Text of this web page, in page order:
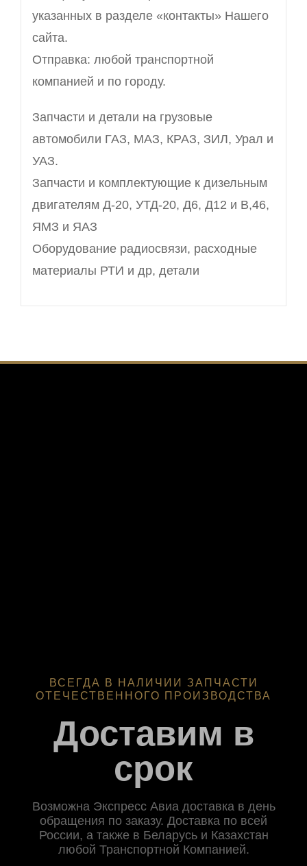
указанных в разделе «контакты» Нашего
сайта.
Отправка: любой транспортной
компанией и по городу.
Запчасти и детали на грузовые
автомобили ГАЗ, МАЗ, КРАЗ, ЗИЛ, Урал и
УАЗ.
Запчасти и комплектующие к дизельным
двигателям Д-20, УТД-20, Д6, Д12 и В,46,
ЯМЗ и ЯАЗ
Оборудование радиосвязи, расходные
материалы РТИ и др, детали
ВСЕГДА В НАЛИЧИИ ЗАПЧАСТИ
ОТЕЧЕСТВЕННОГО ПРОИЗВОДСТВА
Доставим в
срок
Возможна Экспресс Авиа доставка в день
обращения по заказу. Доставка по всей
России, а также в Беларусь и Казахстан
любой Транспортной Компанией.